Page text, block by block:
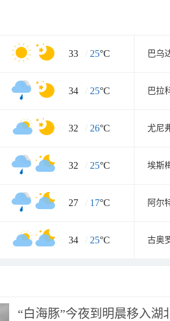
33 / 25°C 巴乌
34 / 25°C 巴拉
32 / 26°C 尤尼
32 / 25°C 埃斯
27 / 17°C 阿尔
34 / 25°C 古奥
“白海豚”今夜到明晨移入湖